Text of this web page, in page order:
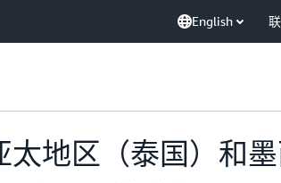
English
地区（泰国）和